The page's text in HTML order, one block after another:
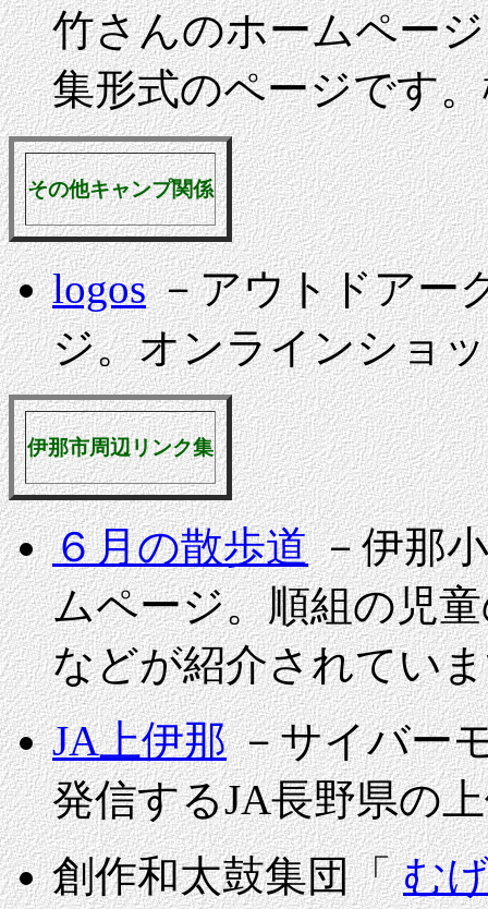
竹さんのホームペー
集形式のページです
その他キャンプ関係
logos－アウトドアー
ジ。オンラインショ
伊那市周辺リンク集
６月の散歩道－伊那
ムページ。順組の児
などが紹介されてい
JA上伊那－サイバー
発信するJA長野県の
創作和太鼓集団「む